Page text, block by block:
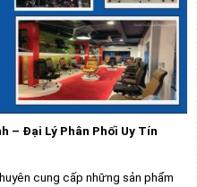
– Đại Lý Phân Phối Uy Tín
cung cấp những sản phẩm